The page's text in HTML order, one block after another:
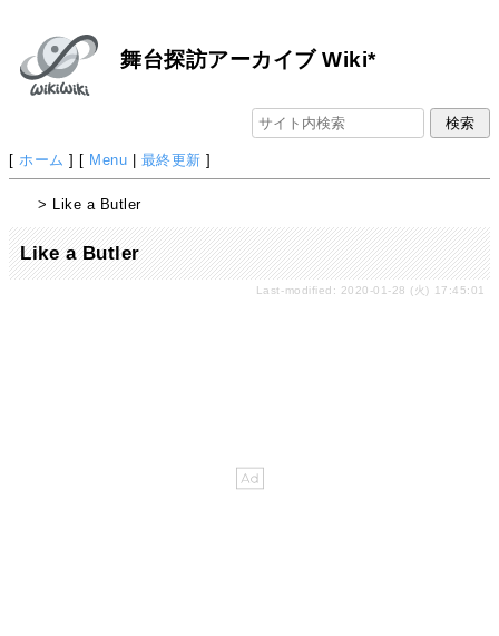
舞台探訪アーカイブ Wiki*
[ ホーム ] [ Menu | 最終更新 ]
> Like a Butler
Like a Butler
Last-modified: 2020-01-28 (火) 17:45:01